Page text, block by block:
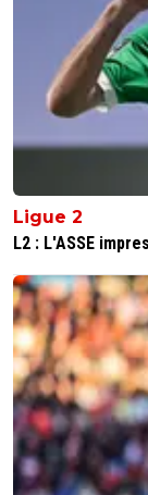
Ligue 2
L2 : L'ASSE